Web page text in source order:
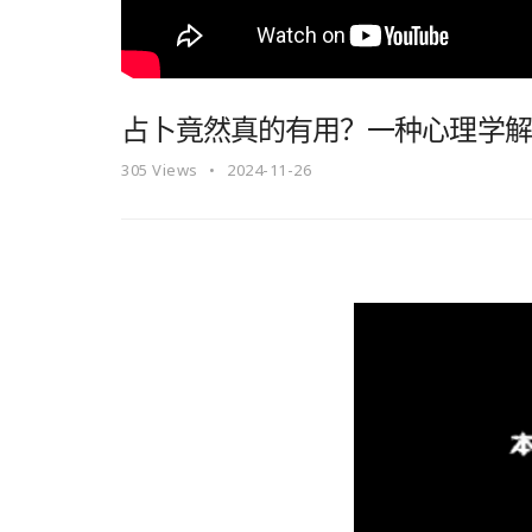
占卜竟然真的有用？一种心理学
305 Views 2024-11-26